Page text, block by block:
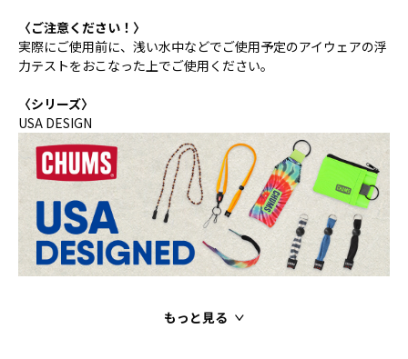
〈ご注意ください！〉
実際にご使用前に、浅い水中などでご使用予定のアイウェアの浮
力テストをおこなった上でご使用ください。
〈シリーズ〉
USA DESIGN
もっと見る